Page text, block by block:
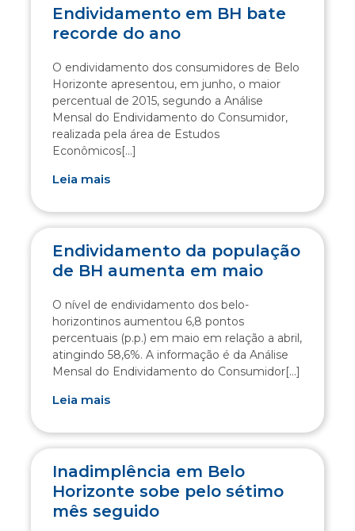
Endividamento em BH bate
recorde do ano
O endividamento dos consumidores de Belo
Horizonte apresentou, em junho, o maior
percentual de 2015, segundo a Análise
Mensal do Endividamento do Consumidor,
realizada pela área de Estudos
Econômicos[...]
Leia mais
Endividamento da população
de BH aumenta em maio
O nível de endividamento dos belo-
horizontinos aumentou 6,8 pontos
percentuais (p.p.) em maio em relação a abril,
atingindo 58,6%. A informação é da Análise
Mensal do Endividamento do Consumidor[...]
Leia mais
Inadimplência em Belo
Horizonte sobe pelo sétimo
mês seguido